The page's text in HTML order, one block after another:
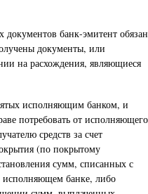
банк-эмитент обязан
документы, или
на расхождения, являющиеся
исполняющим банком, и
потребовать от исполняющего
средств за счет
(по покрытому
сумм, списанных с
исполняющем банке, либо